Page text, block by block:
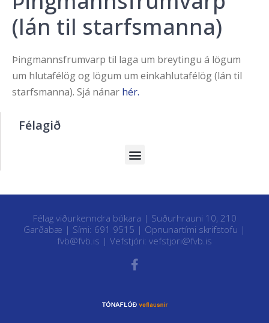
(lán til starfsmanna)
Þingmannsfrumvarp til laga um breytingu á lögum
um hlutafélög og lögum um einkahlutafélög (lán til
starfsmanna). Sjá nánar hér.
Félagið
Félag viðurkenndra bókara | Suðurhrauni 10, 210
Garðabæ | Sími: 691 9515 | Opnunartími skrifstofu |
fvb@fvb.is | Vefstjóri: vefstjori@fvb.is